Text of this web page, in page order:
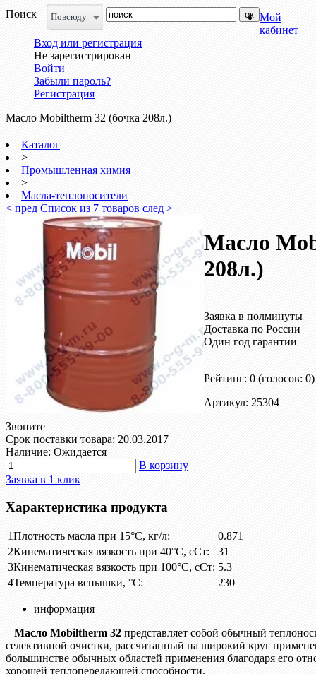
Поиск
Повсюду
Мой
кабинет
Вход или регистрация
Не зарегистрирован
Войти
Забыли пароль?
Регистрация
Масло Mobiltherm 32 (бочка 208л.)
Каталог
>
Промышленная химия
>
Масла-теплоносители
< пред Список из 7 товаров след >
Масло
208л.)
Заявка в полминуты
Доставка по России
Один год гарантии
Рейтинг: 0 (голосов: 0)
Артикул: 25304
Звоните
Срок поставки товара: 20.03.2017
Наличие: Ожидается
В корзину
Заявка в 1 клик
Характеристика продукта
1Плотность масла при 15°С, кг/л:
0.871
2Кинематическая вязкость при 40°С, сСт:
31
3Кинематическая вязкость при 100°С, сСт: 5.3
4Температура вспышки, °С: 230
информация
Масло Mobiltherm 32 представляет собой обычный
селективной очистки, рассчитанный на широкий круг
большинстве обычных областей применения благодаря его
хорошей теплопередающей способности.